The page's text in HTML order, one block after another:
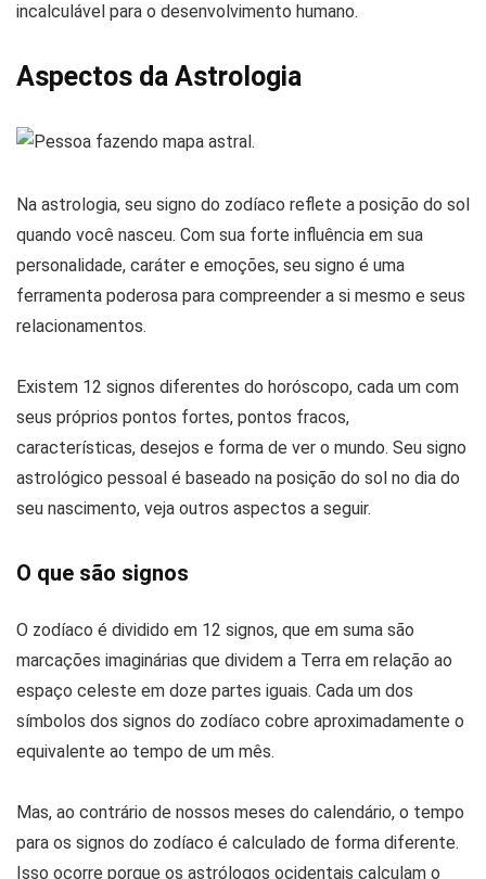
incalculável para o desenvolvimento humano.
Aspectos da Astrologia
Na astrologia, seu signo do zodíaco reflete a posição do sol
quando você nasceu. Com sua forte influência em sua
personalidade, caráter e emoções, seu signo é uma
ferramenta poderosa para compreender a si mesmo e seus
relacionamentos.
Existem 12 signos diferentes do horóscopo, cada um com
seus próprios pontos fortes, pontos fracos,
características, desejos e forma de ver o mundo. Seu signo
astrológico pessoal é baseado na posição do sol no dia do
seu nascimento, veja outros aspectos a seguir.
O que são signos
O zodíaco é dividido em 12 signos, que em suma são
marcações imaginárias que dividem a Terra em relação ao
espaço celeste em doze partes iguais. Cada um dos
símbolos dos signos do zodíaco cobre aproximadamente o
equivalente ao tempo de um mês.
Mas, ao contrário de nossos meses do calendário, o tempo
para os signos do zodíaco é calculado de forma diferente.
Isso ocorre porque os astrólogos ocidentais calculam o